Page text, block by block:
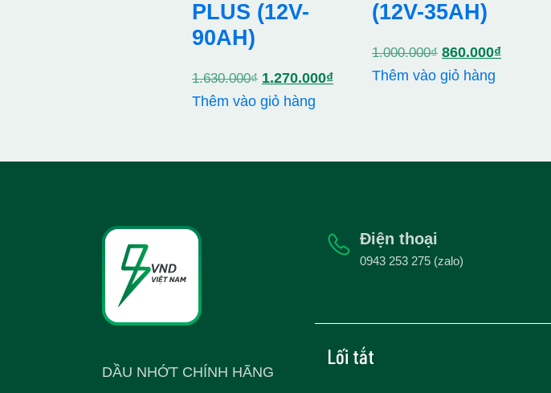
PLUS (12V-
90AH)
1.630.000₫ Giá
gốc
1.270.000₫Giá
Thêm vào giỏ hàng
(12V-35AH)
1.000.000₫ Giá
gốc
860.000₫Giá
Thêm vào giỏ hàng
DẦU NHỚT CHÍNH HÃNG
Điện thoại
0943 253 275 (zalo)
Lối tắt